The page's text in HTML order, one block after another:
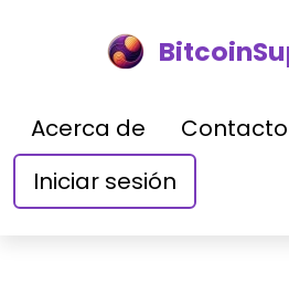
Acerca de
Contacto
Iniciar sesión